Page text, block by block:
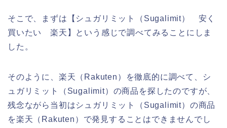
そこで、まずは【シュガリミット（Sugalimit） 安く
買いたい 楽天】という感じで調べてみることにしま
した。
そのように、楽天（Rakuten）を徹底的に調べて、シ
ュガリミット（Sugalimit）の商品を探したのですが、
残念ながら当初はシュガリミット（Sugalimit）の商品
を楽天（Rakuten）で発見することはできませんでし